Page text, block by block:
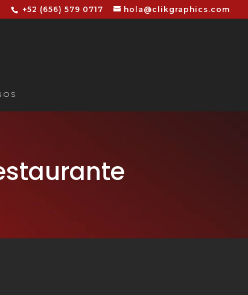
+52 (656) 579 0717 hola@clikgraphics.com